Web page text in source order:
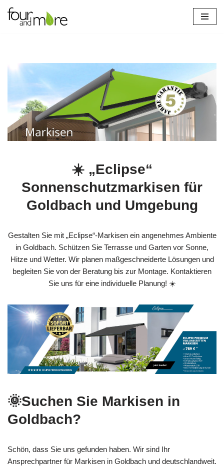
Zum
☀️ „Eclipse“
Sonnenschutzmarkisen für
Goldbach und Umgebung
Gestalten Sie mit „Eclipse“-Markisen ein angenehmes Ambiente
in Goldbach. Schützen Sie Terrasse und Garten vor Sonne,
Hitze und Wetter. Wir planen maßgeschneiderte Lösungen und
begleiten Sie von der Beratung bis zur Montage. Kontaktieren
Sie uns für eine individuelle Planung! ☀️
🌞Suchen Sie Markisen in
Goldbach?
Schön, dass Sie uns gefunden haben. Wir sind Ihr
Ansprechpartner für Markisen in Goldbach und deutschlandweit.